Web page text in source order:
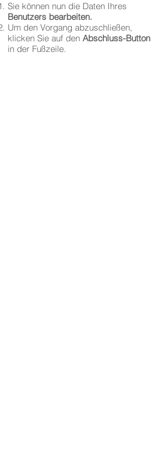
Sie können nun die Daten Ihres
Benutzers bearbeiten.
Um den Vorgang abzuschließen,
klicken Sie auf den Abschluss-Button
in der Fußzeile.